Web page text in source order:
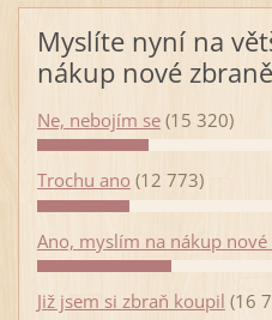
Myslíte nyní na
nákup nové
Ne, nebojím se (15 320)
Trochu ano (12 773)
Ano, myslím na nákup nové
Již jsem si zbraň koupil (16